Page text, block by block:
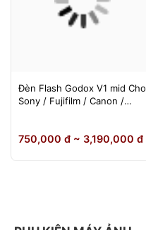
Đèn Flash Godox V1 mid Cho
Sony / Fujifilm / Canon /
750,000 đ ~ 3,190,000 đ